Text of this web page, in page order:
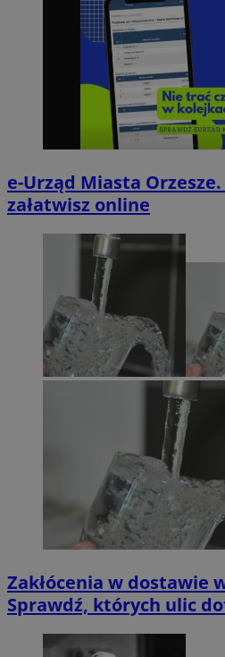
e-Urząd Miasta
załatwisz online
Zakłócenia w dostawie
Sprawdź, których ulic